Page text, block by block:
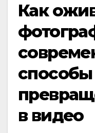
Как
способы
в видео